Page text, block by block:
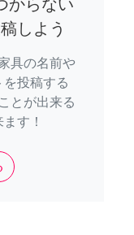
からない
しよう
具の名前や
投稿する
とが出来る
す！